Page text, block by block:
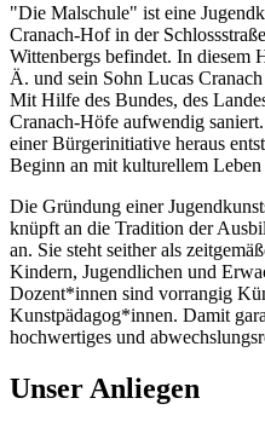
"Die Malschule" ist eine
Cranach-Hof in der
Wittenbergs befindet. In diesem
Ä. und sein Sohn Lucas
Mit Hilfe des Bundes, des
Cranach-Höfe aufwendig
einer Bürgerinitiative heraus
Beginn an mit kulturellem Leben
Die Gründung einer
knüpft an die Tradition der
an. Sie steht seither als
Kindern, Jugendlichen und
Dozent*innen sind vorrangig
Kunstpädagog*innen. Damit
hochwertiges und
Unser Anliegen